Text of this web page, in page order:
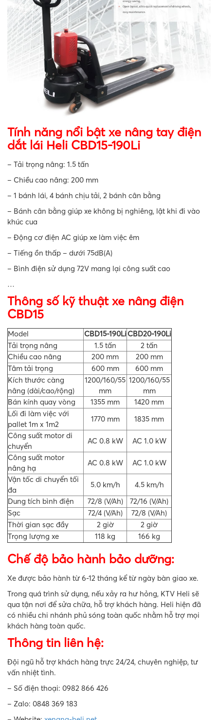
Tính năng nổi bật xe nâng tay điện
dắt lái Heli CBD15-190Li
– Tải trọng nâng: 1.5 tấn
– Chiều cao nâng: 200 mm
– 1 bánh lái, 4 bánh chịu tải, 2 bánh cân bằng
– Bánh cân bằng giúp xe không bị nghiêng, lật khi đi vào
khúc cua
– Động cơ điện AC giúp xe làm việc êm
– Tiếng ồn thấp – dưới 75dB(A)
– Bình điện sử dụng 72V mang lại công suất cao
…
Thông số kỹ thuật xe nâng điện
CBD15
Model CBD15-190LiCBD20-190Li
Tải trọng nâng
1.5 tấn
2 tấn
Chiều cao nâng
200 mm
200 mm
Tâm tải trọng
600 mm
600 mm
Kích thước càng
nâng (dài/cao/rộng)
1200/160/55
mm
1200/160/55
mm
Bán kính quay vòng
1355 mm
1420 mm
Lối đi làm việc với
pallet 1m x 1m2
1770 mm
1835 mm
Công suất motor di
chuyển
AC 0.8 kW
AC 1.0 kW
Công suất motor
nâng hạ
AC 0.8 kW
AC 1.0 kW
Vận tốc di chuyển tối
đa
5.0 km/h
4.5 km/h
Dung tích bình điện
72/8 (V/Ah)
72/16 (V/Ah)
Sạc
72/4 (V/Ah)
72/8 (V/Ah)
Thời gian sạc đầy
2 giờ
2 giờ
Trọng lượng xe
118 kg 166 kg
Chế độ bảo hành bảo dưỡng:
Xe được bảo hành từ 6-12 tháng kể từ ngày bàn giao xe.
Trong quá trình sử dụng, nếu xảy ra hư hỏng, KTV Heli sẽ
qua tận nơi để sửa chữa, hỗ trợ khách hàng. Heli hiện đã
có nhiều chi nhánh phủ sóng toàn quốc nhằm hỗ trợ mọi
khách hàng toàn quốc.
Thông tin liên hệ:
Đội ngũ hỗ trợ khách hàng trực 24/24, chuyên nghiệp, tư
vấn nhiệt tình.
– Số điện thoại: 0982 866 426
– Zalo: 0848 369 183